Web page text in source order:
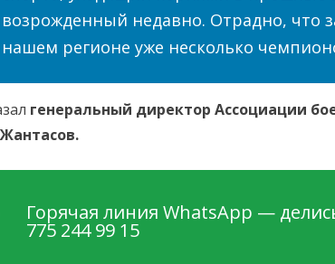
возрожденный недавно. Отрадно, что
нашем регионе уже несколько
генеральный директор Ассоциации
Горячая линия WhatsApp —
775 244 99 15